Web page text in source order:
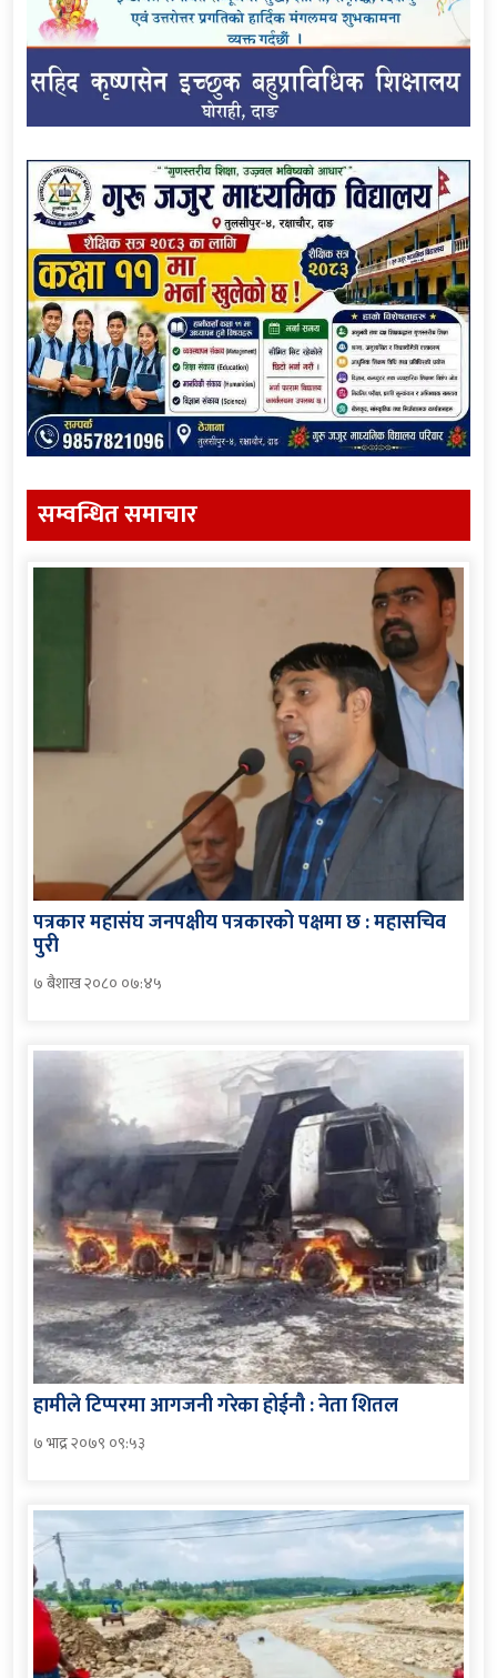
सम्वन्धित समाचार
पत्रकार महासंघ जनपक्षीय पत्रकारको पक्षमा छ : महासचिव
पुरी
७ बैशाख २०८० ०७:४५
हामीले टिप्परमा आगजनी गरेका होईनौ : नेता शितल
७ भाद्र २०७९ ०९:५३